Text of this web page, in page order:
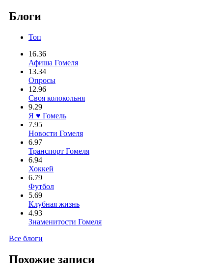
Блоги
Топ
16.36
Афиша Гомеля
13.34
Опросы
12.96
Своя колокольня
9.29
Я ♥ Гомель
7.95
Новости Гомеля
6.97
Транспорт Гомеля
6.94
Хоккей
6.79
Футбол
5.69
Клубная жизнь
4.93
Знаменитости Гомеля
Все блоги
Похожие записи